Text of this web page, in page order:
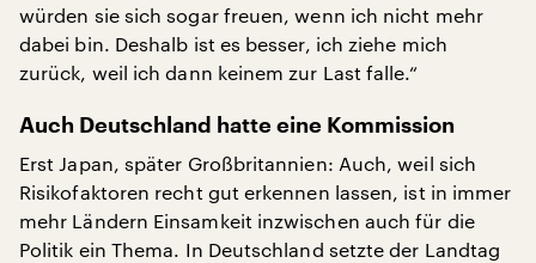
würden sie sich sogar freuen, wenn ich nicht mehr
dabei bin. Deshalb ist es besser, ich ziehe mich
zurück, weil ich dann keinem zur Last falle.“
Auch Deutschland hatte eine Kommission
Erst Japan, später Großbritannien: Auch, weil sich
Risikofaktoren recht gut erkennen lassen, ist in immer
mehr Ländern Einsamkeit inzwischen auch für die
Politik ein Thema. In Deutschland setzte der Landtag